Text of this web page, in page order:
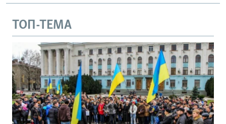
ТОП-ТЕМА